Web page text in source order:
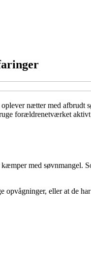
nætter med afbrudt
forældrenetværket
med søvnmangel.
eller at de